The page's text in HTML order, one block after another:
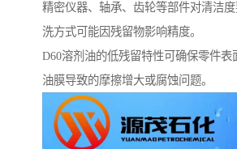
精密仪器、轴承、齿轮等部件对清洁
洗方式可能因残留物影响精度。
D60溶剂油的低残留特性可确保零件表
油膜导致的摩擦增大或腐蚀问题。